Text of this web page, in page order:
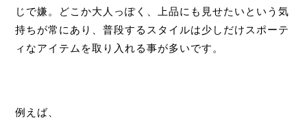
じで嫌。どこか大人っぽく、上品にも見せたいという気
持ちが常にあり、普段するスタイルは少しだけスポーテ
ィなアイテムを取り入れる事が多いです。
例えば、